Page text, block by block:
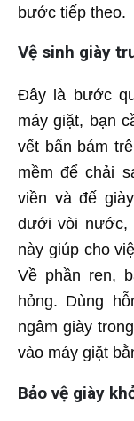
bước tiếp theo.
Vệ sinh giày
Đây là bước
máy giặt, bạn
vết bẩn bám
mềm để chải
viền và đế
dưới vòi nước,
này giúp cho
Về phần ren,
hỏng. Dùng
ngâm giày
vào máy giặt
Bảo vệ giày